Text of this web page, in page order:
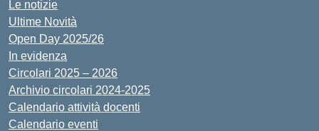
Le notizie
Ultime Novità
Open Day 2025/26
In evidenza
Circolari 2025 – 2026
Archivio circolari 2024-2025
Calendario attività docenti
Calendario eventi